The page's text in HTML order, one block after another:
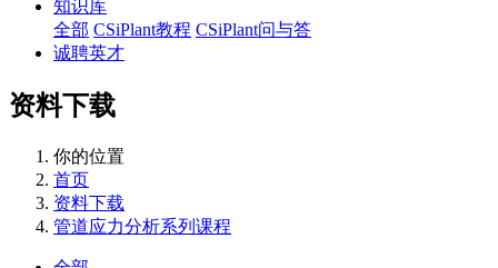
知识库
全部 CSiPlant教程 CSiPlant问与答
诚聘英才
资料下载
你的位置
首页
资料下载
管道应力分析系列课程